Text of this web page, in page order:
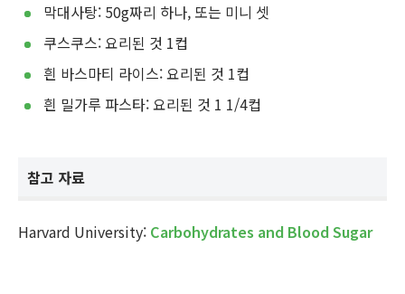
막대사탕: 50g짜리 하나, 또는 미니 셋
쿠스쿠스: 요리된 것 1컵
흰 바스마티 라이스: 요리된 것 1컵
흰 밀가루 파스타: 요리된 것 1 1/4컵
참고 자료
Harvard University: Carbohydrates and Blood Sugar